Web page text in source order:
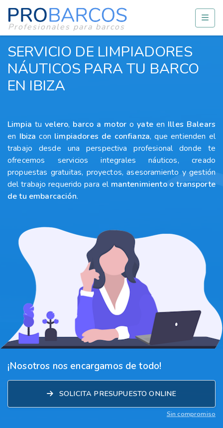
Profesionales para barcos
SERVICIO DE LIMPIADORES
NÁUTICOS PARA TU BARCO
EN IBIZA
Limpia tuvelero, barco a motor oyateen Illes Balears
en Ibiza con limpiadores de confianza, que entienden el
trabajo desde una perspectiva profesional donde te
ofrecemos servicios integrales náuticos, creado
propuestas gratuitas, proyectos, asesoramiento y gestión
del trabajo requerido para el mantenimiento o transporte
de tu embarcación.
¡Nosotros nos encargamos de todo!
SOLICITA PRESUPUESTO ONLINE
Sin compromiso